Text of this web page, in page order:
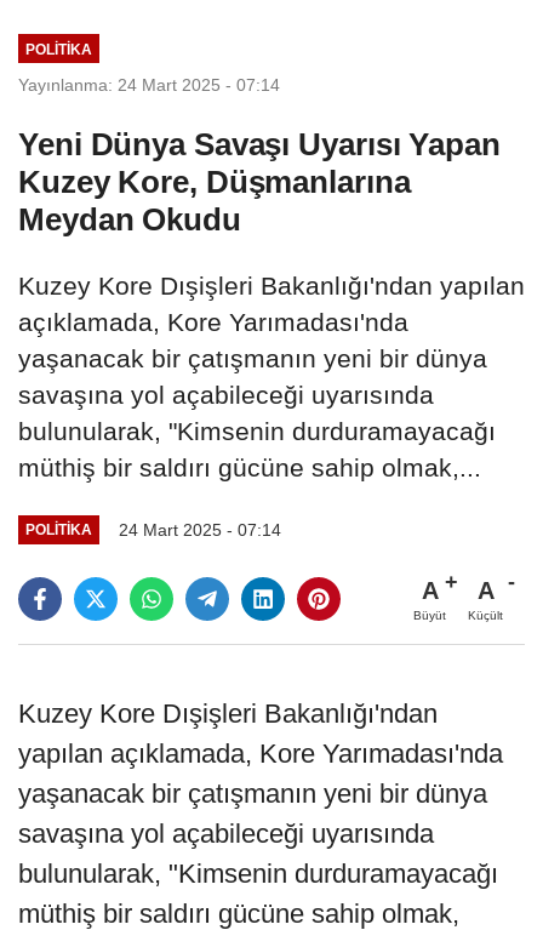
POLITIKA
Yayınlanma: 24 Mart 2025 - 07:14
Yeni Dünya Savaşı Uyarısı Yapan
Kuzey Kore, Düşmanlarına
Meydan Okudu
Kuzey Kore Dışişleri Bakanlığı'ndan yapılan
açıklamada, Kore Yarımadası'nda
yaşanacak bir çatışmanın yeni bir dünya
savaşına yol açabileceği uyarısında
bulunularak, "Kimsenin durduramayacağı
müthiş bir saldırı gücüne sahip olmak,...
POLITIKA 24 Mart 2025 - 07:14
A
Büyüt
A
Küçült
Kuzey Kore Dışişleri Bakanlığı'ndan
yapılan açıklamada, Kore Yarımadası'nda
yaşanacak bir çatışmanın yeni bir dünya
savaşına yol açabileceği uyarısında
bulunularak, "Kimsenin durduramayacağı
müthiş bir saldırı gücüne sahip olmak,